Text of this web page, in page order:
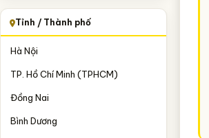
Tỉnh / Thành phố
Hà Nội
TP. Hồ Chí Minh (TPHCM)
Đồng Nai
Bình Dương